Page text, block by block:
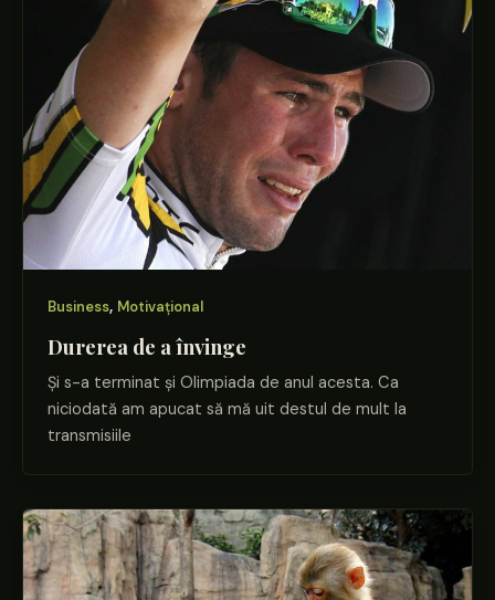
Business, Motivațional
Durerea de a învinge
Și s-a terminat și Olimpiada de anul acesta. Ca
niciodată am apucat să mă uit destul de mult la
transmisiile